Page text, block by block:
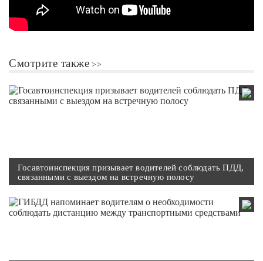
Смотрите также
Госавтоинспекция призывает водителей соблюдать ПДД,
связанными с выездом на встречную полосу